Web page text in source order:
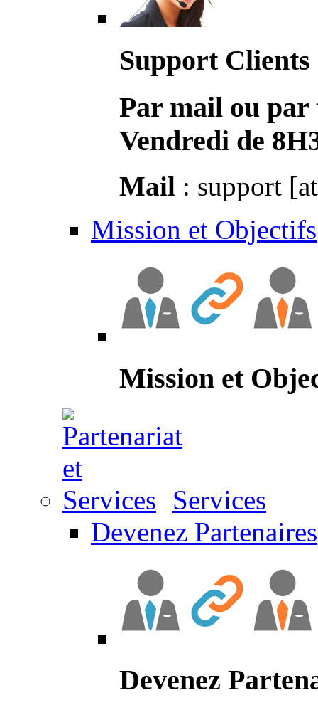
Support Clients
Par mail ou par
Vendredi de
Mail : support
Mission et Objectifs
Mission et
Services
Devenez Partenaires
Devenez